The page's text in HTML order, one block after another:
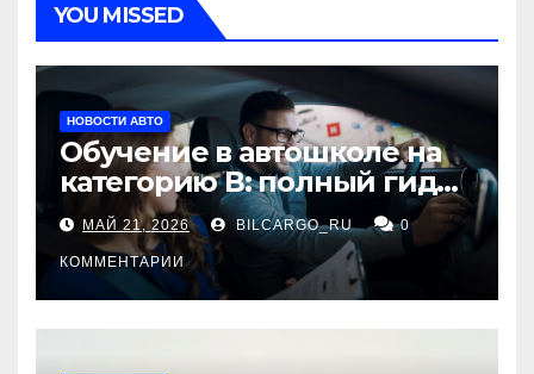
YOU MISSED
НОВОСТИ АВТО
Обучение в автошколе на
категорию В: полный гид
для будущих водителей
МАЙ 21, 2026 BILCARGO_RU 0
КОММЕНТАРИИ